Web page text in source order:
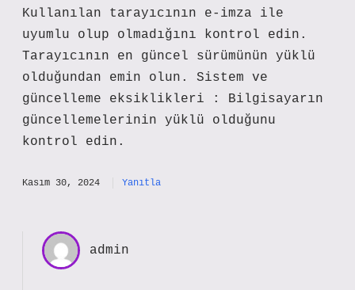
Kullanılan tarayıcının e-imza ile
uyumlu olup olmadığını kontrol edin.
Tarayıcının en güncel sürümünün yüklü
olduğundan emin olun. Sistem ve
güncelleme eksiklikleri : Bilgisayarın
güncellemelerinin yüklü olduğunu
kontrol edin.
Kasım 30, 2024 Yanıtla
admin